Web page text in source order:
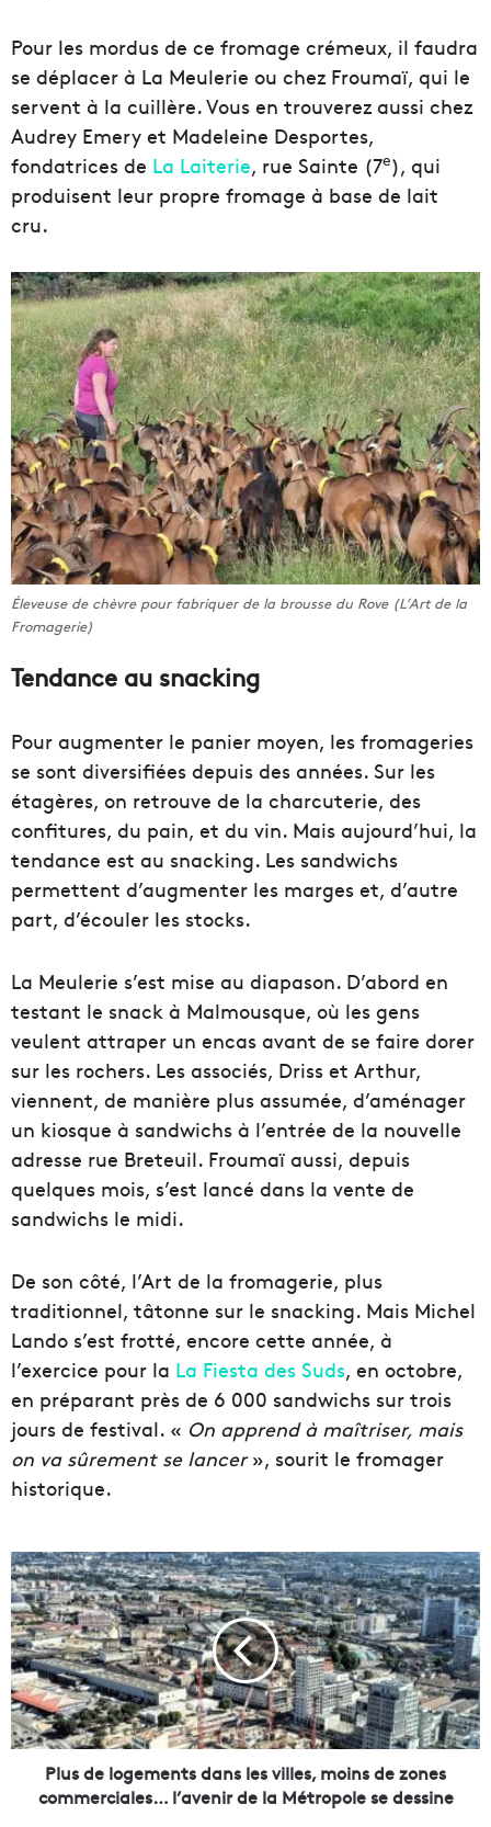
Pour les mordus de ce fromage crémeux, il faudra
se déplacer à La Meulerie ou chez Froumaï, qui le
servent à la cuillère. Vous en trouverez aussi chez
Audrey Emery et Madeleine Desportes,
fondatrices de La Laiterie, rue Sainte (7e), qui
produisent leur propre fromage à base de lait
cru.
Éleveuse de chèvre pour fabriquer de la brousse du Rove (L’Art de la
Fromagerie)
Tendance au snacking
Pour augmenter le panier moyen, les fromageries
se sont diversifiées depuis des années. Sur les
étagères, on retrouve de la charcuterie, des
confitures, du pain, et du vin. Mais aujourd’hui, la
tendance est au snacking. Les sandwichs
permettent d’augmenter les marges et, d’autre
part, d’écouler les stocks.
La Meulerie s’est mise au diapason. D’abord en
testant le snack à Malmousque, où les gens
veulent attraper un encas avant de se faire dorer
sur les rochers. Les associés, Driss et Arthur,
viennent, de manière plus assumée, d’aménager
un kiosque à sandwichs à l’entrée de la nouvelle
adresse rue Breteuil. Froumaï aussi, depuis
quelques mois, s’est lancé dans la vente de
sandwichs le midi.
De son côté, l’Art de la fromagerie, plus
traditionnel, tâtonne sur le snacking. Mais Michel
Lando s’est frotté, encore cette année, à
l’exercice pour la La Fiesta des Suds, en octobre,
en préparant près de 6 000 sandwichs sur trois
jours de festival. « On apprend à maîtriser, mais
on va sûrement se lancer», sourit le fromager
historique.
P
l
u
s
d
e
l
o
g
Plus de logements dans les villes, moins de zones
commerciales… l’avenir de la Métropole se dessine